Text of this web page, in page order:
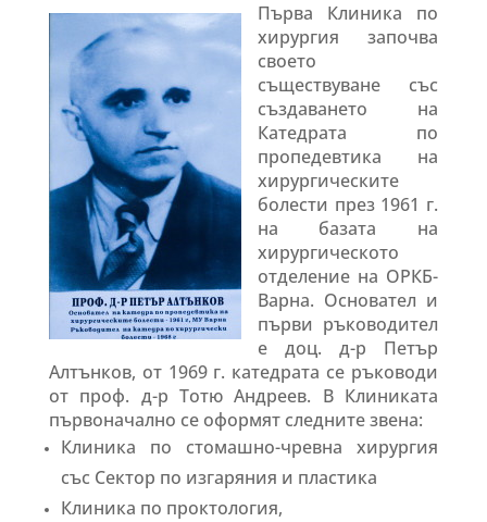
Първа Клиника по
хирургия започва
своето
съществуване със
създаването на
Катедрата по
пропедевтика на
хирургическите
болести през 1961 г.
на базата на
хирургическото
отделение на ОРКБ-
Варна. Основател и
първи ръководител
е доц. д-р Петър
Алтънков, от 1969 г. катедрата се ръководи
от проф. д-р Тотю Андреев. В Клиниката
първоначално се оформят следните звена:
Клиника по стомашно-чревна хирургия
със Сектор по изгаряния и пластика
Клиника по проктология,